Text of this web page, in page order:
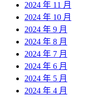
2024 年 11 月
2024 年 10 月
2024 年 9 月
2024 年 8 月
2024 年 7 月
2024 年 6 月
2024 年 5 月
2024 年 4 月